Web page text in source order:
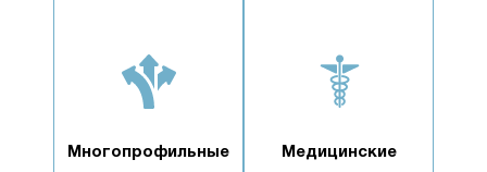
Многопрофильные Медицинские